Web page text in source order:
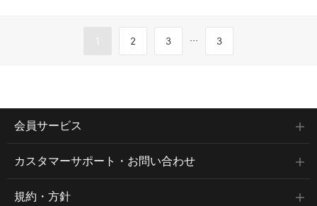
1 2 3 ... 3
会員サービス
カスタマーサポート・お問い合わせ
規約・方針